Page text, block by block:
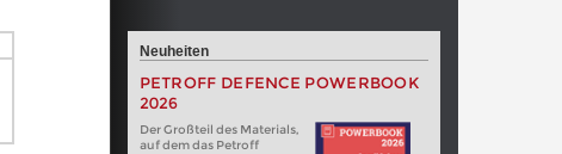
Neuheiten
PETROFF DEFENCE POWERBOOK
2026
Der Großteil des Materials,
auf dem das Petroff